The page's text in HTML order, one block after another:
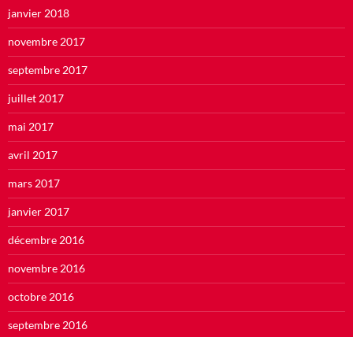
janvier 2018
novembre 2017
septembre 2017
juillet 2017
mai 2017
avril 2017
mars 2017
janvier 2017
décembre 2016
novembre 2016
octobre 2016
septembre 2016